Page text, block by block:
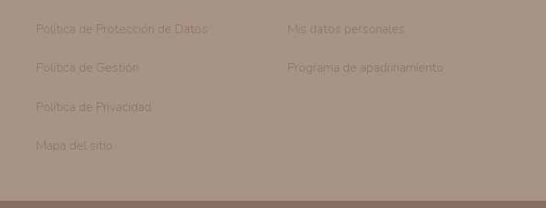
Política de Protección de Datos
Política de Gestión
Política de Privacidad
Mapa del sitio
Mis datos personales
Programa de apadrinamiento